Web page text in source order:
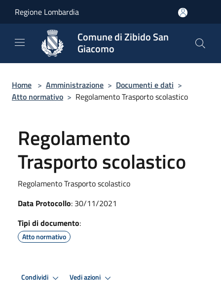
Regione Lombardia
Comune di Zibido San
Giacomo
Home > Amministrazione > Documenti e dati >
Atto normativo > Regolamento Trasporto scolastico
Regolamento
Trasporto scolastico
Regolamento Trasporto scolastico
Data Protocollo: 30/11/2021
Tipi di documento:
Atto normativo
Condividi Vedi azioni